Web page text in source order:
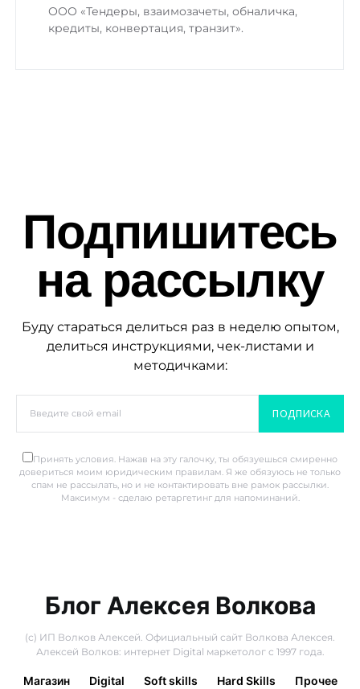
ООО «Тендеры, взаимозачеты, обналичка,
кредиты, конвертация, транзит».
Подпишитесь
на рассылку
Буду стараться делиться раз в неделю опытом,
делиться инструкциями, чек-листами и
методичками:
ПОДПИСКА
Принять условия. Нажав на эту галочку, ты обязуешься смиренно
довериться моим юридическим правилам. Я же обязуюсь не только
спам не рассылать, но и не контактировать вне рамок рассылки.
Максимум - сделаю ретаргетинг для напоминаний.
Блог Алексея Волкова
(с) ИП Волков Алексей. Официальный сайт Волкова Алексея.
Алексей Волков: интернет Digital маркетолог с 1997 года.
Магазин Digital Soft skills Hard Skills Прочее